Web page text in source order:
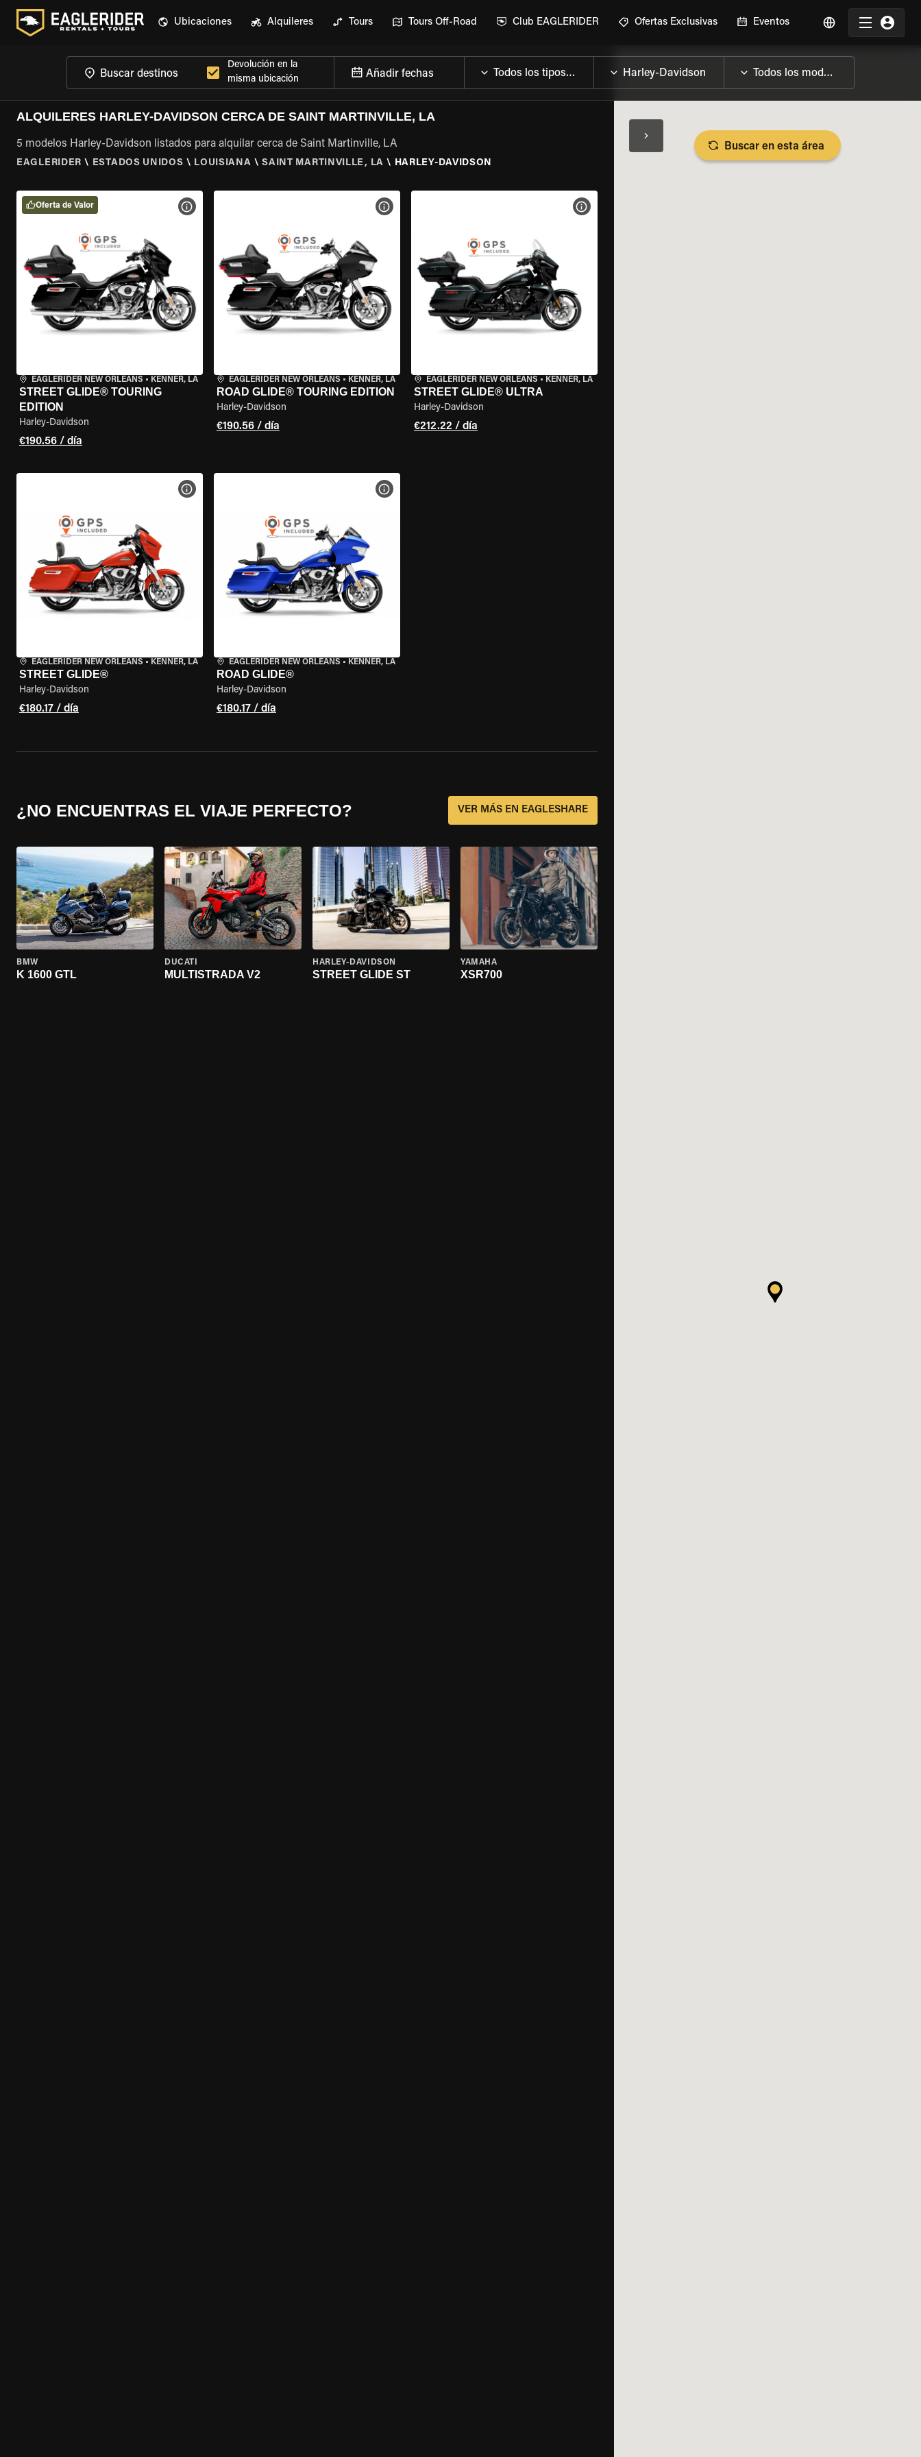
Ubicaciones Alquileres Tours Tours Off-Road Club EAGLERIDER Ofertas Exclusivas Eventos
Devolución en la
misma ubicación
Añadir fechas
ALQUILERES HARLEY-DAVIDSON CERCA DE SAINT MARTINVILLE, LA
5 modelos Harley-Davidson listados para alquilar cerca de Saint Martinville, LA
EAGLERIDER \ ESTADOS UNIDOS \ LOUISIANA \ SAINT MARTINVILLE, LA \ HARLEY-DAVIDSON
EAGLERIDER NEW ORLEANS • KENNER, LA
STREET GLIDE® TOURING
EDITION
Harley-Davidson
€190.56 / día
VER ESPECIFICACIONES DE LA MOTO
Oferta de Valor
EAGLERIDER NEW ORLEANS • KENNER, LA
ROAD GLIDE® TOURING EDITION
Harley-Davidson
€190.56 / día
VER ESPECIFICACIONES DE LA MOTO
EAGLERIDER NEW ORLEANS • KENNER, LA
STREET GLIDE® ULTRA
Harley-Davidson
€212.22 / día
VER ESPECIFICACIONES DE LA MOTO
EAGLERIDER NEW ORLEANS • KENNER, LA
STREET GLIDE®
Harley-Davidson
€180.17 / día
VER ESPECIFICACIONES DE LA MOTO
EAGLERIDER NEW ORLEANS • KENNER, LA
ROAD GLIDE®
Harley-Davidson
€180.17 / día
VER ESPECIFICACIONES DE LA MOTO
¿NO ENCUENTRAS EL VIAJE PERFECTO? VER MÁS EN EAGLESHARE
BMW
K 1600 GTL
DUCATI
MULTISTRADA V2
HARLEY-DAVIDSON
STREET GLIDE ST
YAMAHA
XSR700
Buscar en esta área